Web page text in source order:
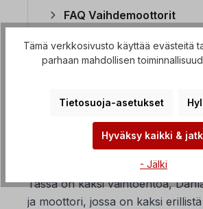
FAQ Vaihdemoottorit
FAQ Taajuusmuuttajat
Tässä on kaksi vaihtoehtoa,
ja moottori, jossa on kaksi
Tämä verkkosivusto käyttää evästeitä
parhaan mahdollisen
Tietosuoja-asetukset
Hyväksy kaikki &
- Jälki